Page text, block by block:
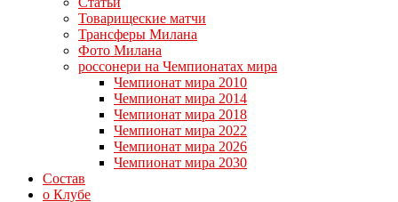
Товарищеские матчи
Трансферы Милана
Фото Милана
россонери на Чемпионатах мира
Чемпионат мира 2010
Чемпионат мира 2014
Чемпионат мира 2018
Чемпионат мира 2022
Чемпионат мира 2026
Чемпионат мира 2030
Состав
о Клубе